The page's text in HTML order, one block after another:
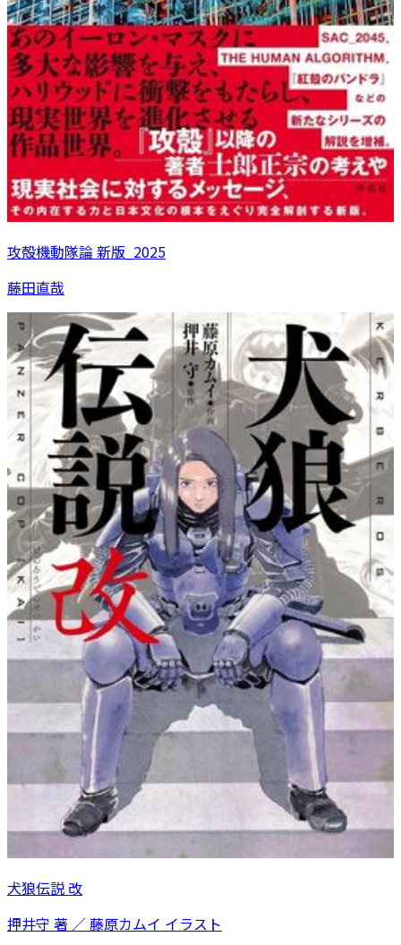
攻殻機動隊論 新版_2025
藤田直哉
犬狼伝説 改
押井守 著 ／ 藤原カムイ イラスト